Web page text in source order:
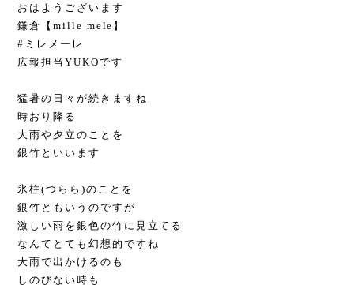
おはようございます
鎌倉【mille mele】
#ミレメーレ
広報担当YUKOです
猛暑の日々が続きますね
時おり降る
大雨や夕立のことを
銀竹といいます
氷柱(つらら)のことを
銀竹ともいうのですが
激しい雨を銀色の竹に見立てる
なんてとても幻想的ですね
大雨で出かけるのも
しのびない時も